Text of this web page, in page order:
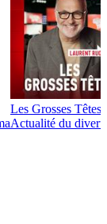
Les Grosses Têtes
Actualité du